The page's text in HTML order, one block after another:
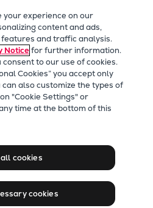
your experience on our
content and ads,
and traffic analysis.
Noticefor further information.
to our use of cookies.
Cookies” you accept only
also customize the types of
"Cookie Settings" or
time at the bottom of this
cookies
cookies